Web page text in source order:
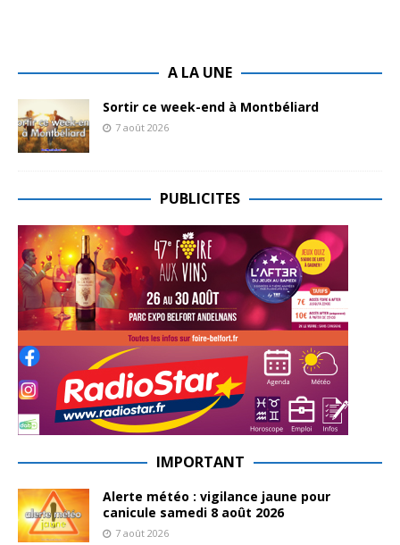
A LA UNE
Sortir ce week-end à Montbéliard
7 août 2026
PUBLICITES
IMPORTANT
Alerte météo : vigilance jaune pour
canicule samedi 8 août 2026
7 août 2026